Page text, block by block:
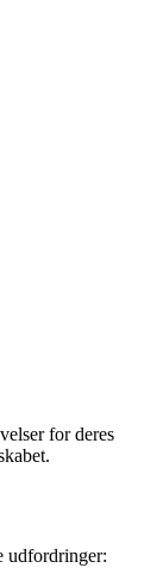
for deres
udfordringer: